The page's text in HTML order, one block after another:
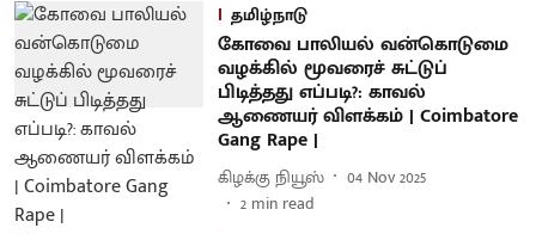
தமிழ்நாடு
கோவை பாலியல் வன்கொடுமை
வழக்கில் மூவரைச் சுட்டுப்
பிடித்தது எப்படி?: காவல்
ஆணையர் விளக்கம் | Coimbatore
Gang Rape |
கிழக்கு நியூஸ்
04 Nov 2025
2 min read